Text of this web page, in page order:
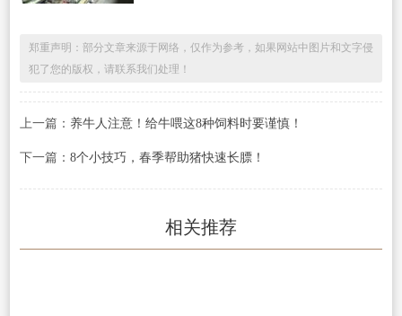
郑重声明：部分文章来源于网络，仅作为参考，如果网站中图片和文字侵
犯了您的版权，请联系我们处理！
上一篇： 养牛人注意！给牛喂这8种饲料时要谨慎！
下一篇： 8个小技巧，春季帮助猪快速长膘！
相关推荐